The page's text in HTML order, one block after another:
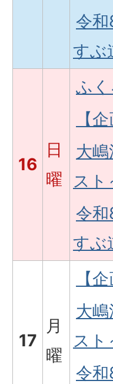
令
すぶ
16
日
曜
ふ
【
大
スト
令
すぶ
17
月
曜
【
大
スト
令